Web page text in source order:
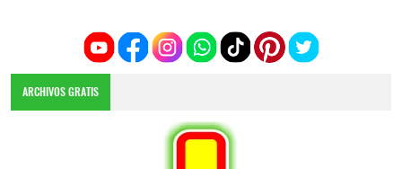
ARCHIVOS GRATIS